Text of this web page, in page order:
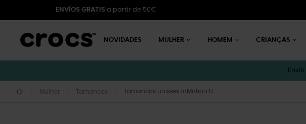
ENVÍOS GRATIS a partir de 50€
NOVIDADES MULHER HOMEM CRIANÇAS
Envio
Mulher Tamancos Tamancos unissex InMotion U